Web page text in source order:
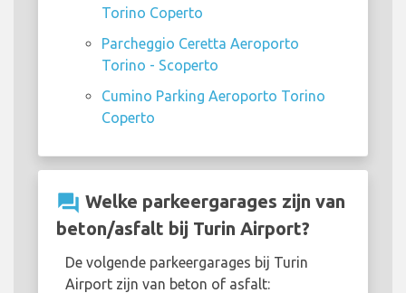
Torino Coperto
Parcheggio Ceretta Aeroporto
Torino - Scoperto
Cumino Parking Aeroporto Torino
Coperto
question_answer Welke parkeergarages zijn van
beton/asfalt bij Turin Airport?
De volgende parkeergarages bij Turin
Airport zijn van beton of asfalt: